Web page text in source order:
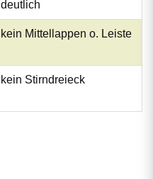
deutlich
kein Mittellappen o. Leiste
kein Stirndreieck